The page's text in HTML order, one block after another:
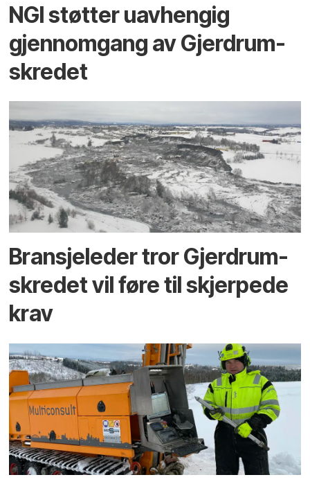
NGI støtter uavhengig
gjennomgang av Gjerdrum-
skredet
Bransjeleder tror Gjerdrum-
skredet vil føre til skjerpede
krav